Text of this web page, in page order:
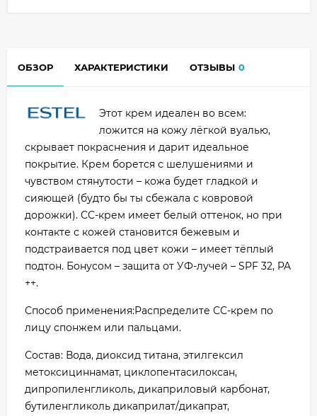
ОБЗОР ХАРАКТЕРИСТИКИ ОТЗЫВЫ 0
Этот крем идеален во всем:
ложится на кожу лёгкой вуалью,
скрывает покраснения и дарит идеальное
покрытие. Крем борется с шелушениями и
чувством стянутости – кожа будет гладкой и
сияющей (будто бы ты сбежала с ковровой
дорожки). CC-крем имеет белый оттенок, но при
контакте с кожей становится бежевым и
подстраивается под цвет кожи – имеет тёплый
подтон. Бонусом – защита от УФ-лучей – SPF 32, PA
++.
Способ применения:Распределите СС-крем по
лицу спонжем или пальцами.
Состав: Вода, диоксид титана, этилгексил
метоксициннамат, циклопентасилоксан,
дипропиленгликоль, дикаприловый карбонат,
бутиленгликоль дикаприлат/дикапрат,